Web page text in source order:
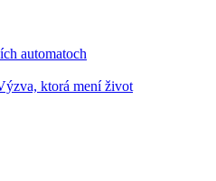
automatoch
ktorá mení život